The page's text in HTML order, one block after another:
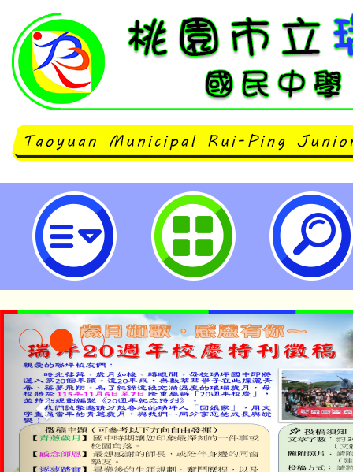
華人資訊語文競技與創意設計大賞
屆）專業英（日）文（ESP）詞彙
賽-桃園市立瑞坪國民中學
公告本校115學年度第